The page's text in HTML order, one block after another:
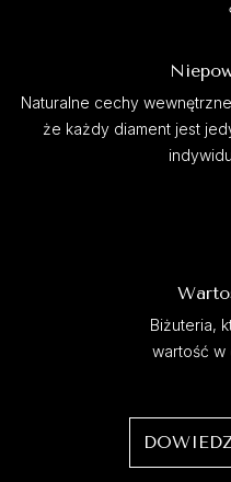
Naturalne cechy
że każdy diament jest
Biżuteria,
wartość w